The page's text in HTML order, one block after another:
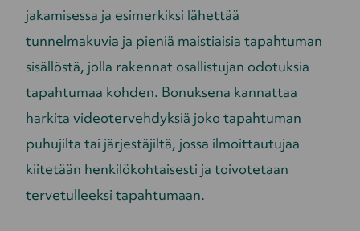
jakamisessa ja esimerkiksi lähettää
tunnelmakuvia ja pieniä maistiaisia tapahtuman
sisällöstä, jolla rakennat osallistujan odotuksia
tapahtumaa kohden. Bonuksena kannattaa
harkita videotervehdyksiä joko tapahtuman
puhujilta tai järjestäjiltä, jossa ilmoittautujaa
kiitetään henkilökohtaisesti ja toivotetaan
tervetulleeksi tapahtumaan.